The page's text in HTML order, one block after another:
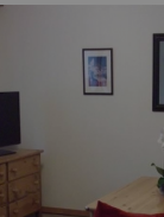
pesquisa.